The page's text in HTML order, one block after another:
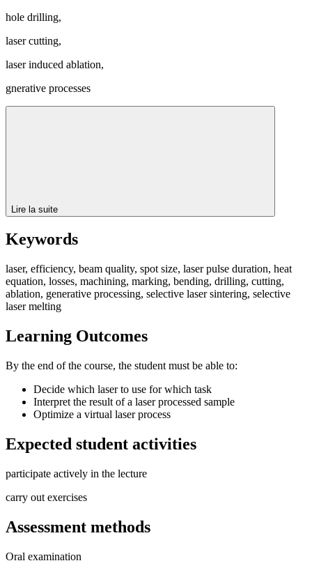
hole drilling,
laser cutting,
laser induced ablation,
gnerative processes
Lire la suite
Keywords
laser, efficiency, beam quality, spot size, laser pulse duration, heat
equation, losses, machining, marking, bending, drilling, cutting,
ablation, generative processing, selective laser sintering, selective
laser melting
Learning Outcomes
By the end of the course, the student must be able to:
Decide which laser to use for which task
Interpret the result of a laser processed sample
Optimize a virtual laser process
Expected student activities
participate actively in the lecture
carry out exercises
Assessment methods
Oral examination